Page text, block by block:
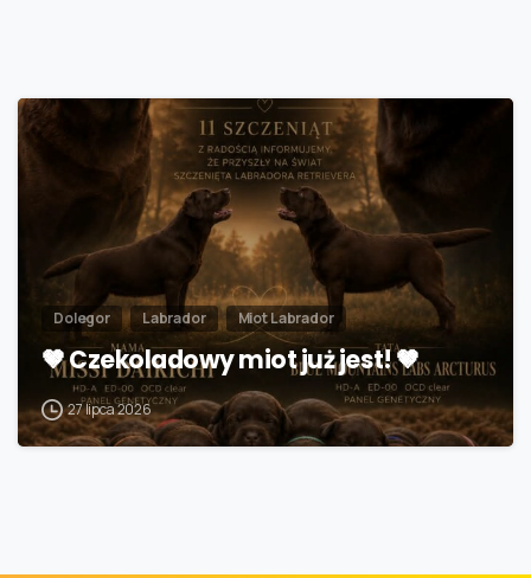
Dolegor Labrador Miot Labrador
🤎 Czekoladowy miot już jest! 🤎
27 lipca 2026